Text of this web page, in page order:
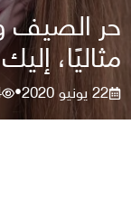
حر الصيف
مثاليًا،
22 يونيو 2020 •